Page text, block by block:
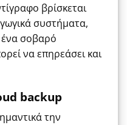
βρίσκεται
συστήματα,
ένα σοβαρό
να επηρεάσει και
backup
την